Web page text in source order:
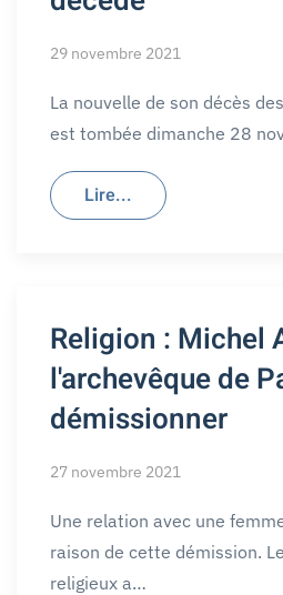
29 novembre 2021
La nouvelle de son décès
est tombée dimanche 28
Lire...
Religion : Michel
l'archevêque de
démissionner
27 novembre 2021
Une relation avec une
raison de cette démission.
religieux a…